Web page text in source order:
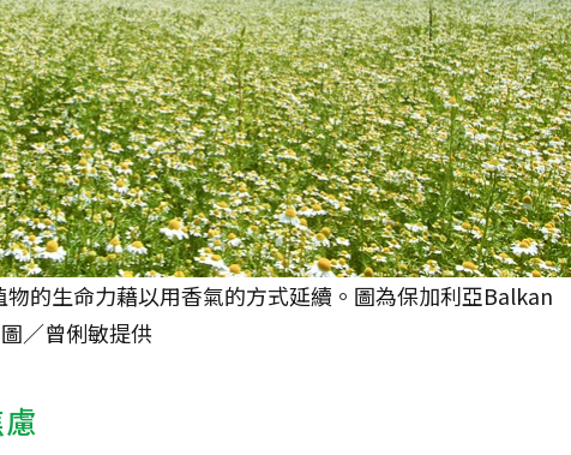
的生命力藉以用香氣的方式延續。圖為保加利亞Balkan
／曾俐敏提供